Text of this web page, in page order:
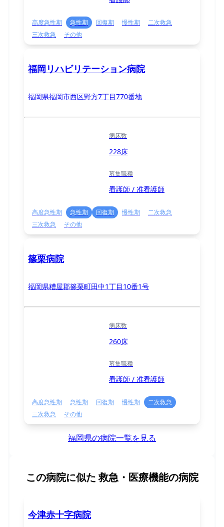
高度急性期 急性期 回復期 慢性期
二次救急
三次救急
その他
福岡リハビリテーション病院
福岡県福岡市西区野方7丁目770番地
病床数
228床
募集職種
看護師 / 准看護師
高度急性期 急性期 回復期 慢性期
二次救急
三次救急
その他
篠栗病院
福岡県糟屋郡篠栗町田中1丁目10番1号
病床数
260床
募集職種
看護師 / 准看護師
高度急性期 急性期 回復期 慢性期
二次救急
三次救急
その他
福岡県の病院一覧を見る
この病院に似た 救急・医療機能の病院
今津赤十字病院